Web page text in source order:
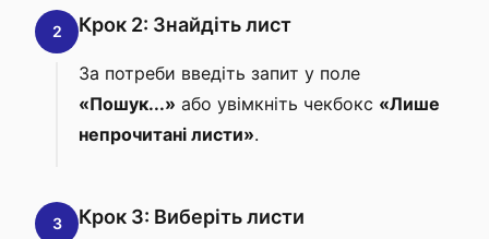
2 Крок 2: Знайдіть лист
За потреби введіть запит у поле
«Пошук...» або увімкніть чекбокс «Лише
непрочитані листи».
3 Крок 3: Виберіть листи